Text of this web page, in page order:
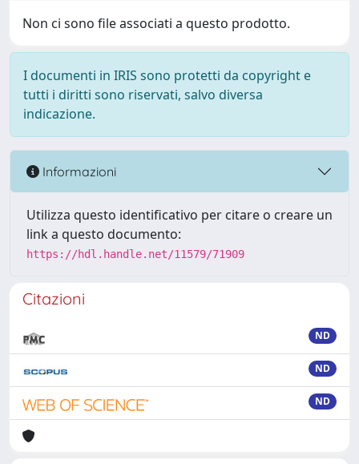
Non ci sono file associati a questo prodotto.
I documenti in IRIS sono protetti da copyright e
tutti i diritti sono riservati, salvo diversa
indicazione.
Informazioni
Utilizza questo identificativo per citare o creare un
link a questo documento:
https://hdl.handle.net/11579/71909
Citazioni
ND
ND
ND